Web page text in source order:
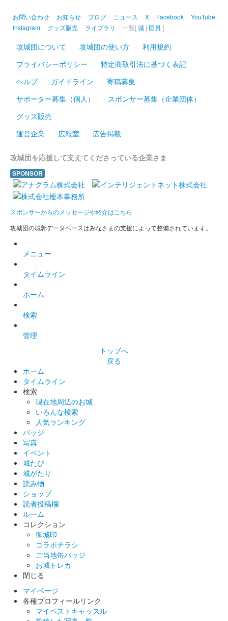
小倉城 御城印 令和五年夏限定
小倉城 御城印
雨の日限定御城印
小倉城天守と常盤橋の雨の日の様子がデザインされている。雨が
降った日、または梅雨の期間中にしろテラスにて購入可。通信販
売はなし。
小倉城 御城印 令和5年春限定版
販売終了
小倉城天守と桜がデザインされており、全体的にピンク色になっ
ている。
小倉城 御城印
1000枚限定
小倉城 御城印
販売終了
修羅王丸版
小倉城 御城印
国指定重要無形民俗文化財である小倉祇園太鼓などをデザインさ
れている。1000枚限定。
小倉城 御城印
来場者が購入出来る御城印。
小倉城 御城印
販売終了
城の日に因んで46の4倍の184枚限定。文字は書家・杉田廣貴氏
の揮毫。
小倉城 御城印
正月限定で販売された御城印。
お問い合わせ お知らせ ブログ ニュース X Facebook
YouTube
Instagram
グッズ販売 ライブラリ 一覧[城 | 団員 ]
攻城団について 攻城団の使い方
利用規約
プライバシーポリシー
特定商取引法に基づく表記
ヘルプ
ガイドライン
寄稿募集
サポーター募集（個人）
スポンサー募集（企業団体）
グッズ販売
運営企業
広報室 広告掲載
攻城団を応援して支えてくださっている企業さま
SPONSOR
スポンサーからのメッセージや紹介はこちら
攻城団の城郭データベースはみなさまの支援によって整備されています。
メニュー
タイムライン
ホーム
検索
管理
トップへ
戻る
ホーム
タイムライン
検索
現在地周辺のお城
いろんな検索
人気ランキング
バッジ
写真
イベント
城たび
城がたり
読み物
ショップ
読者投稿欄
ルーム
コレクション
御城印
コラボチラシ
ご当地缶バッジ
お城トレカ
閉じる
マイページ
各種プロフィールリンク
マイベストキャッスル